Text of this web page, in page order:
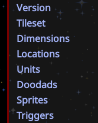
Version
Tileset
Dimensions
Locations
Units
Doodads
Sprites
Triggers